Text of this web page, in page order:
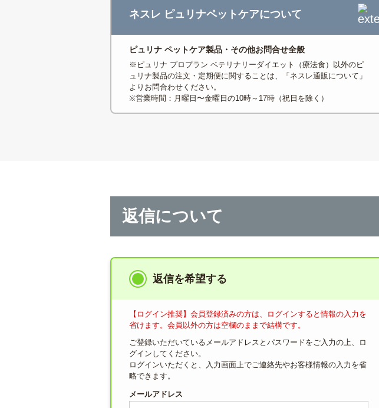
ネスレ ピュリナペットケアについて
ピュリナ ペットケア製品・その他お問合せ全般
※ピュリナ プロプラン ベテリナリーダイエット（療法食）以外のピ
ュリナ製品の注文・定期便に関することは、「ネスレ通販について」
よりお問合わせください。
※営業時間：月曜日〜金曜日の10時～17時（祝日を除く）
返信について
返信を希望する
【ログイン推奨】会員登録済みの方は、ログインすると情報の入力を
省けます。会員以外の方は空欄のままで結構です。
ご登録いただいているメールアドレスとパスワードをご入力の上、ロ
グインしてください。
ログインいただくと、入力画面上でご連絡先やお客様情報の入力を省
略できます。
メールアドレス